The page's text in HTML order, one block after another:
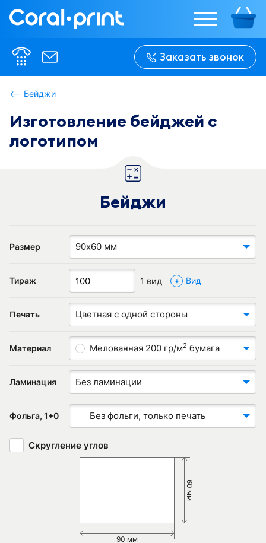
В сложенном
виде:
%h%
В сложенном
виде:
%h%
Заказать звонок
Бейджи
Изготовление бейджей с
логотипом
Бейджи
Размер 90х60 мм
Тираж 1 вид + Вид
Печать Цветная с одной стороны
Материал Мелованная 200 гр/м2 бумага
Ламинация Без ламинации
Фольга, 1+0 Без фольги, только печать
Скругление углов
60 мм
90 мм